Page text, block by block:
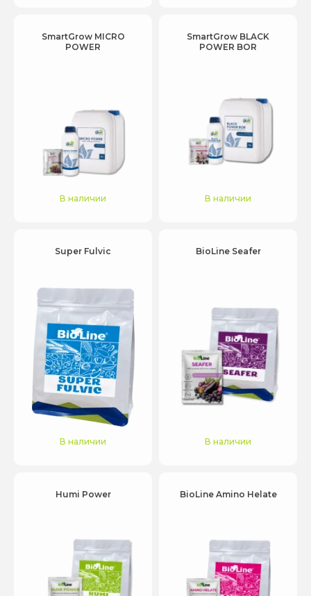
SmartGrow MICRO
POWER
В наличии
SmartGrow BLACK
POWER BOR
В наличии
Super Fulvic
В наличии
BioLine Seafer
В наличии
Humi Power BioLine Amino Helate